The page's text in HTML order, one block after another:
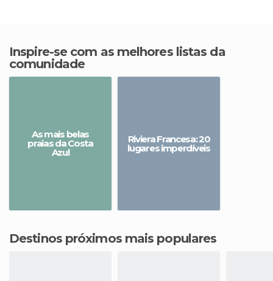
Inspire-se com as melhores listas da
comunidade
As mais belas
praias da Costa
Azul
Riviera Francesa: 20
lugares imperdíveis
Destinos próximos mais populares